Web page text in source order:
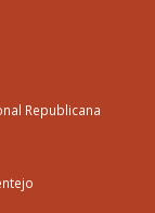
Republicana